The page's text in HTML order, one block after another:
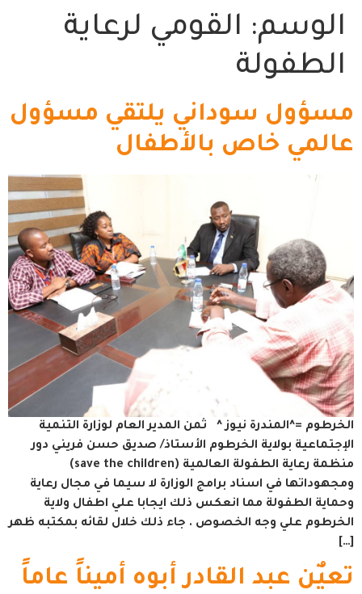
الوسم: القومي لرعاية
الطفولة
مسؤول سوداني يلتقي مسؤول
عالمي خاص بالأطفال
الخرطوم =^المندرة نيوز ^ ثمن المدير العام لوزارة التنمية
الإجتماعية بولاية الخرطوم الأستاذ/ صديق حسن فريني دور
منظمة رعاية الطفولة العالمية (save the children)
ومجهوداتها في اسناد برامج الوزارة لا سيما في مجال رعاية
وحماية الطفولة مما انعكس ذلك ايجابا علي اطفال ولاية
الخرطوم علي وجه الخصوص . جاء ذلك خلال لقائه بمكتبه ظهر
[…]
تعيٌن عبد القادر أبوه أميناً عاماً